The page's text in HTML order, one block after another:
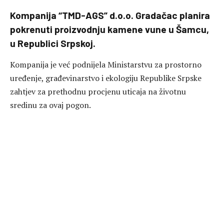
Kompanija “TMD-AGS” d.o.o. Gradačac planira
pokrenuti proizvodnju kamene vune u Šamcu,
u Republici Srpskoj.
Kompanija je već podnijela Ministarstvu za prostorno
uređenje, građevinarstvo i ekologiju Republike Srpske
zahtjev za prethodnu procjenu uticaja na životnu
sredinu za ovaj pogon.